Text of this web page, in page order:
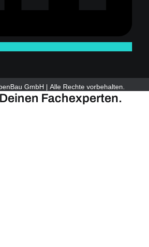
GmbH | Alle Rechte vorbehalten.
Deinen Fachexperten.